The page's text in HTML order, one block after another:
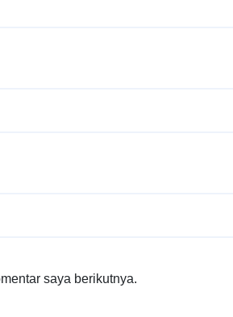
saya berikutnya.